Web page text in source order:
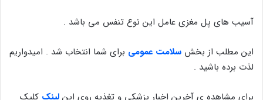
آسیب های پل مغزی عامل این نوع تنفس می باشد .
این مطلب از بخش سلامت عمومی برای شما انتخاب شد . امیدواریم
لذت برده باشید .
برای مشاهده ی آخرین اخبار پزشکی و تغذیه روی این لینک کلیک